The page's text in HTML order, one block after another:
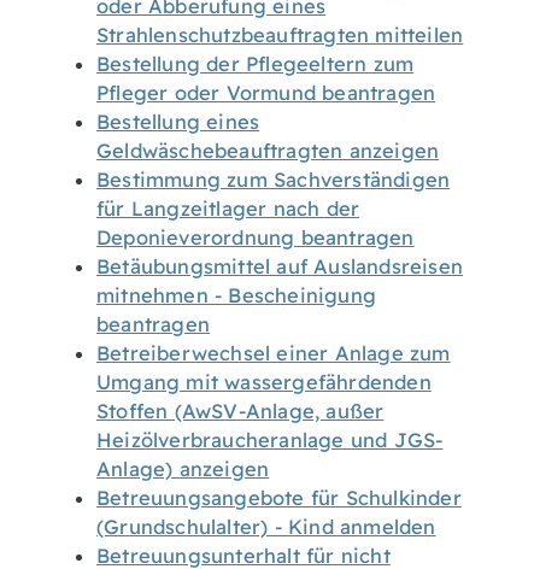
oder Abberufung eines
Strahlenschutzbeauftragten mitteilen
Bestellung der Pflegeeltern zum
Pfleger oder Vormund beantragen
Bestellung eines
Geldwäschebeauftragten anzeigen
Bestimmung zum Sachverständigen
für Langzeitlager nach der
Deponieverordnung beantragen
Betäubungsmittel auf Auslandsreisen
mitnehmen - Bescheinigung
beantragen
Betreiberwechsel einer Anlage zum
Umgang mit wassergefährdenden
Stoffen (AwSV-Anlage, außer
Heizölverbraucheranlage und JGS-
Anlage) anzeigen
Betreuungsangebote für Schulkinder
(Grundschulalter) - Kind anmelden
Betreuungsunterhalt für nicht